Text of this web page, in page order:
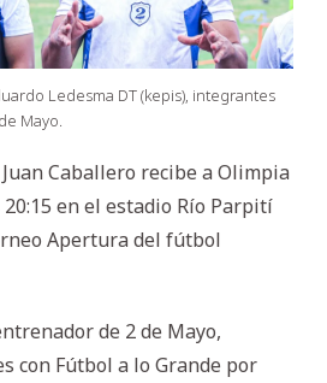
Ledesma DT (kepis), integrantes
Mayo.
Caballero recibe a Olimpia
en el estadio Río Parpití
Apertura del fútbol
de 2 de Mayo,
con Fútbol a lo Grande por